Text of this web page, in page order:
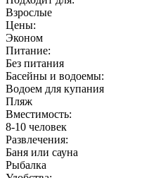
Взрослые
Цены:
Эконом
Питание:
Без питания
Басейны и водоемы:
Водоем для купания
Пляж
Вместимость:
8-10 человек
Развлечения:
Баня или сауна
Рыбалка